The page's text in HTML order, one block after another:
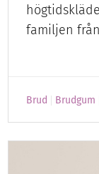
familjen
Brud Brudgum